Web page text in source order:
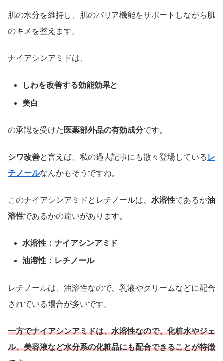
肌の水分を維持し、肌のバリア機能をサポートしながら肌
のキメを整えます。
ナイアシンアミドは、
しわを改善する効能効果と
美白
の承認を受けた 医薬部外品の有効成分です。
シワ改善と言えば、私の過去記事にも散々登場している レ
チノールなんかもそうですね。
このナイアシンアミドとレチノールは、 水溶性であるか油
溶性であるかの違いがあります。
水溶性：ナイアシンアミド
油溶性：レチノール
レチノールは、油溶性なので、乳液やクリームなどに配合
されている場合が多いです。
一方でナイアシンアミドは、水溶性なので、化粧水やジェ
ル、美容液など水分系の化粧品にも配合できることが特徴